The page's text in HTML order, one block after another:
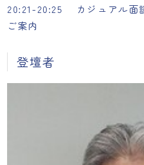
20:21-20:25 カジュアル面
ご案内
登壇者